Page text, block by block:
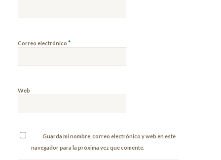
Correo electrónico *
Web
Guarda mi nombre, correo electrónico y web en este
navegador para la próxima vez que comente.